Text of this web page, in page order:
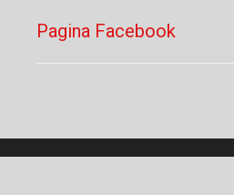
Pagina Facebook